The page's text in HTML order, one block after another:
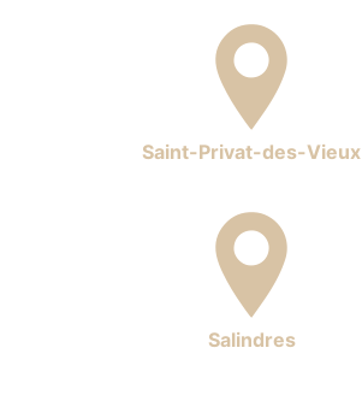
Saint-Privat-des-Vieux
Salindres